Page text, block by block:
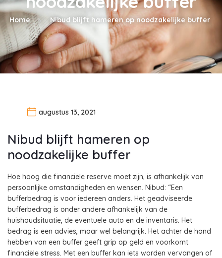
Home Nibud blijft hameren op noodzakelijke buffer
augustus 13, 2021
Nibud blijft hameren op
noodzakelijke buffer
Hoe hoog die financiële reserve moet zijn, is afhankelijk van
persoonlijke omstandigheden en wensen. Nibud: “Een
bufferbedrag is voor iedereen anders. Het geadviseerde
bufferbedrag is onder andere afhankelijk van de
huishoudsituatie, de eventuele auto en de inventaris. Het
bedrag is een advies, maar wel belangrijk. Het achter de hand
hebben van een buffer geeft grip op geld en voorkomt
financiële stress. Met een buffer kan iets worden vervangen of